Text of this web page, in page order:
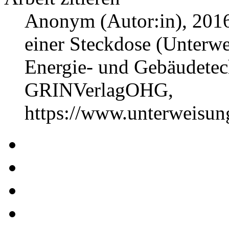
Anonym (Autor:in),
einer Steckdose
Energie- und
GRINVerlagOHG,
https://